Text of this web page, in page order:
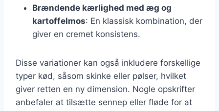
Brændende kærlighed med æg og
kartoffelmos: En klassisk kombination, der
giver en cremet konsistens.
Disse variationer kan også inkludere forskellige
typer kød, såsom skinke eller pølser, hvilket
giver retten en ny dimension. Nogle opskrifter
anbefaler at tilsætte sennep eller fløde for at